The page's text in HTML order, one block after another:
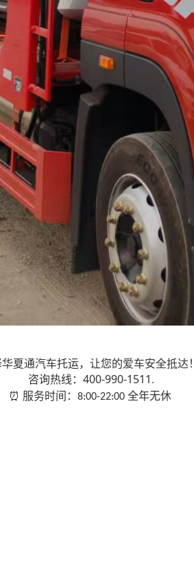
夏通汽车托运，让您的爱车安全抵达！
咨询热线： 400-990-1511 .
⏰ 服务时间： 8:00-22:00 全年无休